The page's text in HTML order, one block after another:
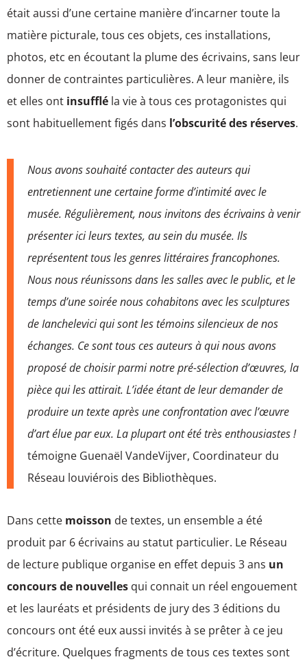
était aussi d’une certaine manière d’incarner toute la
matière picturale, tous ces objets, ces installations,
photos, etc en écoutant la plume des écrivains, sans leur
donner de contraintes particulières. A leur manière, ils
et elles ont insufflé la vie à tous ces protagonistes qui
sont habituellement figés dans l’obscurité des réserves.
Nous avons souhaité contacter des auteurs qui
entretiennent une certaine forme d’intimité avec le
musée. Régulièrement, nous invitons des écrivains à venir
présenter ici leurs textes, au sein du musée. Ils
représentent tous les genres littéraires francophones.
Nous nous réunissons dans les salles avec le public, et le
temps d’une soirée nous cohabitons avec les sculptures
de Ianchelevici qui sont les témoins silencieux de nos
échanges. Ce sont tous ces auteurs à qui nous avons
proposé de choisir parmi notre pré-sélection d’œuvres, la
pièce qui les attirait. L’idée étant de leur demander de
produire un texte après une confrontation avec l’œuvre
d’art élue par eux. La plupart ont été très enthousiastes !
témoigne Guenaël VandeVijver, Coordinateur du
Réseau louviérois des Bibliothèques.
Dans cette moisson de textes, un ensemble a été
produit par 6 écrivains au statut particulier. Le Réseau
de lecture publique organise en effet depuis 3 ans un
concours de nouvelles qui connait un réel engouement
et les lauréats et présidents de jury des 3 éditions du
concours ont été eux aussi invités à se prêter à ce jeu
d’écriture. Quelques fragments de tous ces textes sont